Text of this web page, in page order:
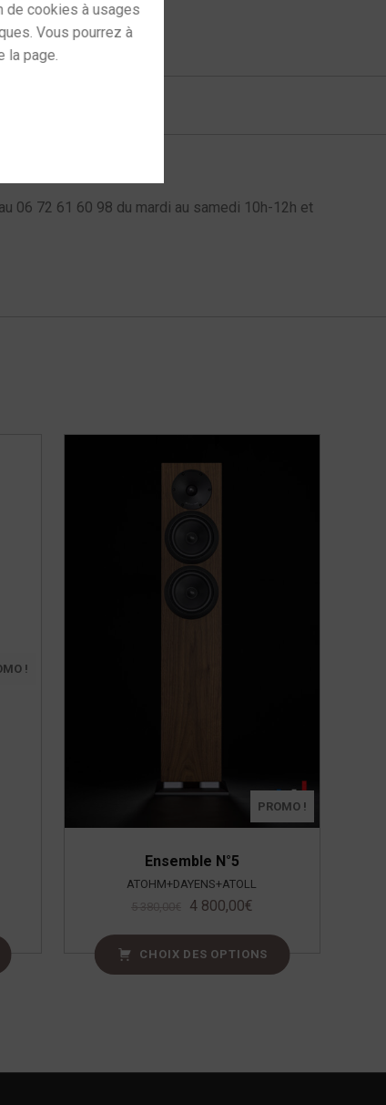
06 72 61 60 98 du mardi au samedi 10h-12h et
!
Ensemble N°5
ATOHM+DAYENS+ATOLL
PROMO !
5 380,00€ 4 800,00€
CHOIX DES OPTIONS